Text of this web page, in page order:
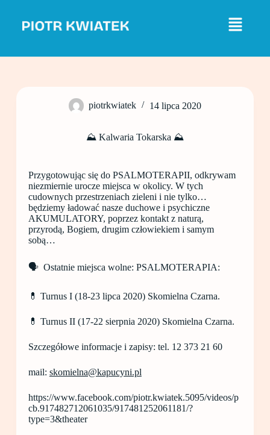
j
piotrkwiatek 14 lipca 2020
⛰ Kalwaria Tokarska ⛰
Przygotowując się do PSALMOTERAPII, odkrywam
niezmiernie urocze miejsca w okolicy. W tych
cudownych przestrzeniach zieleni i nie tylko…
będziemy ładować nasze duchowe i psychiczne
AKUMULATORY, poprzez kontakt z naturą,
przyrodą, Bogiem, drugim człowiekiem i samym
sobą…
🗣 Ostatnie miejsca wolne: PSALMOTERAPIA:
💊 Turnus I (18-23 lipca 2020) Skomielna Czarna.
💊 Turnus II (17-22 sierpnia 2020) Skomielna Czarna.
Szczegółowe informacje i zapisy: tel. 12 373 21 60
mail: skomielna@kapucyni.pl
https://www.facebook.com/piotr.kwiatek.5095/videos/p
cb.917482712061035/917481252061181/?
type=3&theater